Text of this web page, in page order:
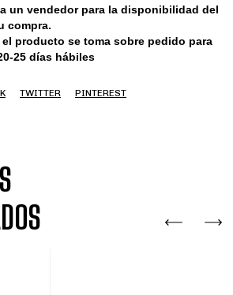
un vendedor para la disponibilidad del
compra.
producto se toma sobre pedido para
25 días hábiles
TWITTER PINTEREST